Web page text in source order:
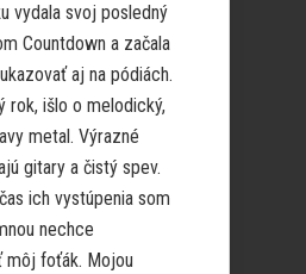
vydala svoj posledný
Countdown a začala
aj na pódiách.
rok, išlo o melodický,
metal. Výrazné
gitary a čistý spev.
ich vystúpenia som
nechce
môj foťák. Mojou